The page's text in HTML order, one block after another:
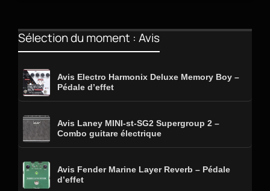
Sélection du moment : Avis
Avis Electro Harmonix Deluxe Memory Boy –
Pédale d’effet
Avis Laney MINI-st-SG2 Supergroup 2 –
Combo guitare électrique
Avis Fender Marine Layer Reverb – Pédale
d’effet